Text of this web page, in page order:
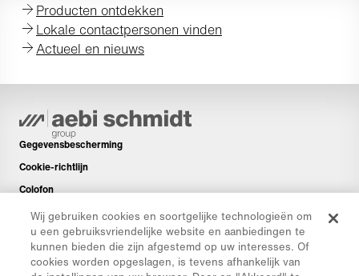
Producten ontdekken
Lokale contactpersonen vinden
Actueel en nieuws
Gegevensbescherming
Cookie-richtlijn
Colofon
Disclaimer
Nieuwsbrief
Reserveonderdelen
Wij gebruiken cookies en soortgelijke technologieën om
u een gebruiksvriendelijke website en aanbiedingen te
kunnen bieden die zijn afgestemd op uw interesses. Of
cookies worden opgeslagen, is tevens afhankelijk van